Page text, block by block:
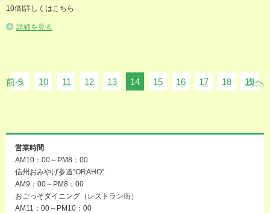
10倍!詳しくはこちら
詳細を見る
前へ
9 10 11 12 13 14 15 16 17 18 19
次へ
営業時間
AM10：00～PM8：00
信州おみやげ参道”ORAHO”
AM9：00～PM8：00
おごっそダイニング（レストラン街）
AM11：00～PM10：00